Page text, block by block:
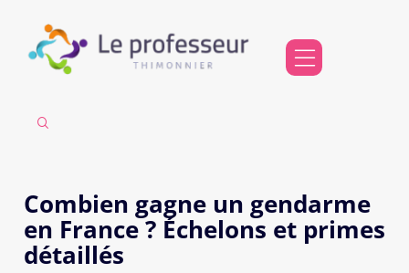
Combien gagne un gendarme
en France ? Échelons et primes
détaillés